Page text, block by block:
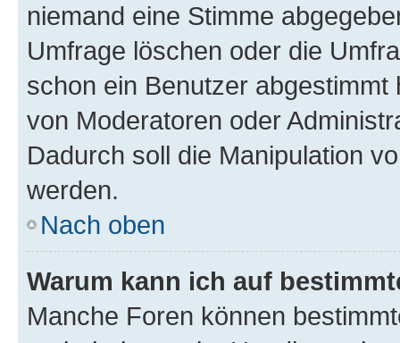
niemand eine Stimme
Umfrage löschen oder die
schon ein Benutzer
von Moderatoren oder
Dadurch soll die Manipulation
werden.
Nach oben
Warum kann ich auf
Manche Foren können